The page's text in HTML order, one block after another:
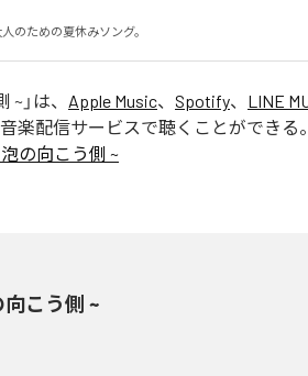
のための夏休みソング。
~ 」は、 Apple Music、 Spotify、 LINE
楽配信サービスで聴くことができる。
の向こう側 ~
こう側 ~